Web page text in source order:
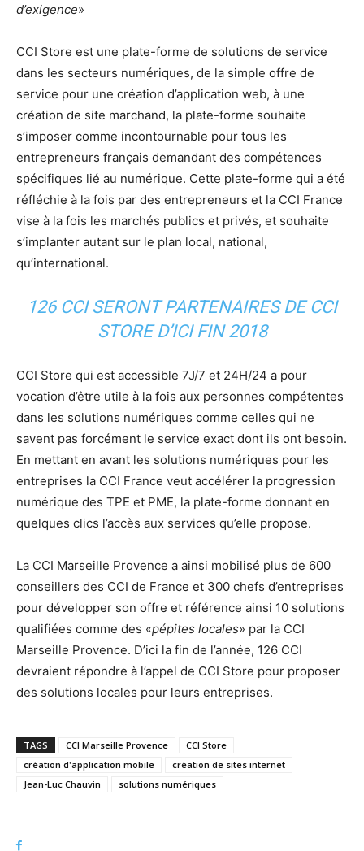
d’exigence»
CCI Store est une plate-forme de solutions de service
dans les secteurs numériques, de la simple offre de
service pour une création d’application web, à une
création de site marchand, la plate-forme souhaite
s’imposer comme incontournable pour tous les
entrepreneurs français demandant des compétences
spécifiques lié au numérique. Cette plate-forme qui a été
réfléchie à la fois par des entrepreneurs et la CCI France
vise à la fois les marchés publics et privés, et souhaite
s’implanter autant sur le plan local, national,
qu’international.
126 CCI SERONT PARTENAIRES DE CCI
STORE D’ICI FIN 2018
CCI Store qui est accessible 7J/7 et 24H/24 a pour
vocation d’être utile à la fois aux personnes compétentes
dans les solutions numériques comme celles qui ne
savent pas forcément le service exact dont ils ont besoin.
En mettant en avant les solutions numériques pour les
entreprises la CCI France veut accélérer la progression
numérique des TPE et PME, la plate-forme donnant en
quelques clics l’accès aux services qu’elle propose.
La CCI Marseille Provence a ainsi mobilisé plus de 600
conseillers des CCI de France et 300 chefs d’entreprises
pour développer son offre et référence ainsi 10 solutions
qualifiées comme des «pépites locales» par la CCI
Marseille Provence. D’ici la fin de l’année, 126 CCI
devraient répondre à l’appel de CCI Store pour proposer
des solutions locales pour leurs entreprises.
TAGS CCI Marseille Provence
CCI Store
création d'application mobile
création de sites internet
Jean-Luc Chauvin
solutions numériques